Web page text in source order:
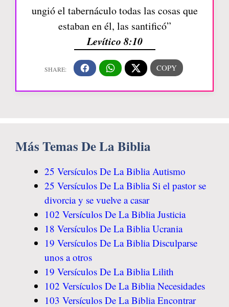
ungió el tabernáculo todas las cosas que
estaban en él, las santificó”
Levítico 8:10
Más Temas De La Biblia
25 Versículos De La Biblia Autismo
25 Versículos De La Biblia Si el pastor se
divorcia y se vuelve a casar
102 Versículos De La Biblia Justicia
18 Versículos De La Biblia Ucrania
19 Versículos De La Biblia Disculparse
unos a otros
19 Versículos De La Biblia Lilith
102 Versículos De La Biblia Necesidades
103 Versículos De La Biblia Encontrar